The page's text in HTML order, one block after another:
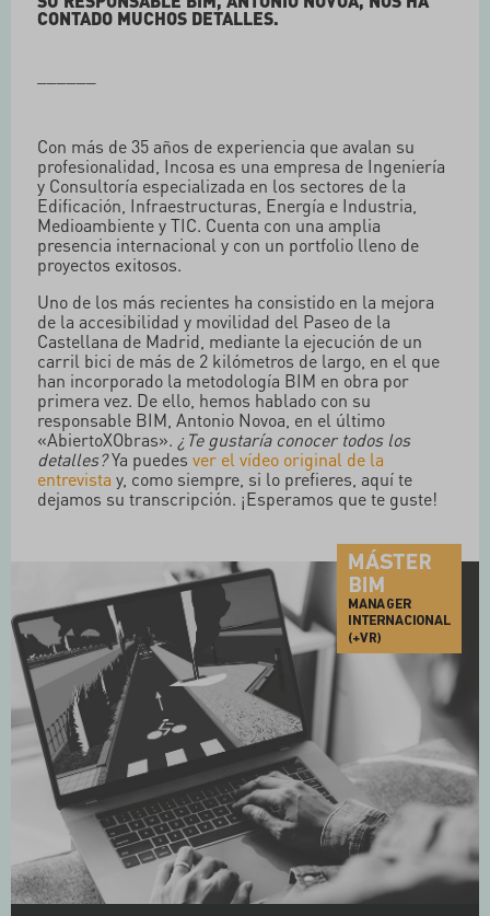
CONTADO MUCHOS DETALLES.
Con más de 35 años de experiencia que avalan su
profesionalidad, Incosa es una empresa de Ingeniería
y Consultoría especializada en los sectores de la
Edificación, Infraestructuras, Energía e Industria,
Medioambiente y TIC. Cuenta con una amplia
presencia internacional y con un portfolio lleno de
proyectos exitosos.
Uno de los más recientes ha consistido en la mejora
de la accesibilidad y movilidad del Paseo de la
Castellana de Madrid, mediante la ejecución de un
carril bici de más de 2 kilómetros de largo, en el que
han incorporado la metodología BIM en obra por
primera vez. De ello, hemos hablado con su
responsable BIM, Antonio Novoa, en el último
«AbiertoXObras». ¿Te gustaría conocer todos los
detalles?Ya puedes ver el vídeo original de la
entrevista y, como siempre, si lo prefieres, aquí te
dejamos su transcripción. ¡Esperamos que te guste!